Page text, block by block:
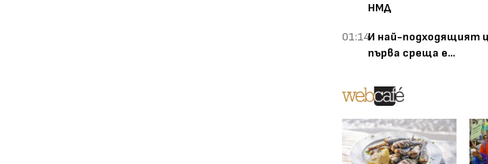
НМД
01:14И най-подходящият
първа среща е...